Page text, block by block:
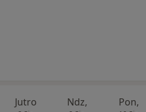
Jutro Ndz, Pon,